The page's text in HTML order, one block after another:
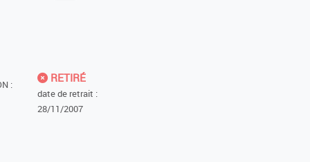
:
RETIRÉ
date de retrait :
28/11/2007